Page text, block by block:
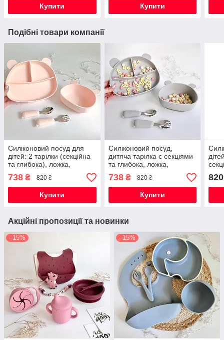
Купити Купити
Подібні товари компанії
Силіконовий посуд для
дітей: 2 тарілки (секційна
та глибока), ложка,
«Ведмедик» (пинк)
738 ₴ 820 ₴
Купити
Силіконовий посуд,
дитяча тарілка с секціями
та глибока, ложка,
«Ведмедик»(сірий)
738₴ 820 ₴
Купити
820
Акційні пропозиції та новинки
–15% –15%